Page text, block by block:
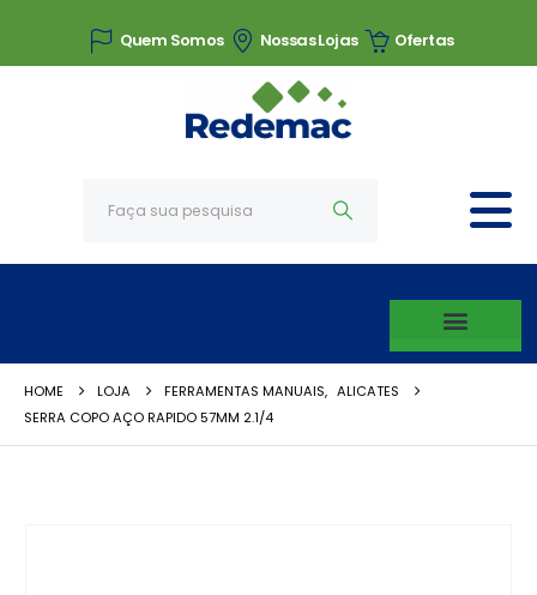
Quem Somos Nossas Lojas Ofertas
HOME LOJA FERRAMENTAS MANUAIS, ALICATES
SERRA COPO AÇO RAPIDO 57MM 2.1/4